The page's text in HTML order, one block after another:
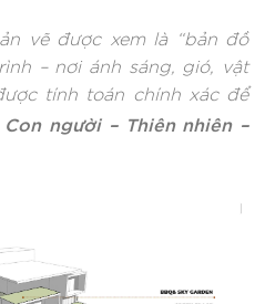
vẽ được xem là “bản đồ
– nơi ánh sáng, gió, vật
tính toán chính xác để
Con người – Thiên nhiên –